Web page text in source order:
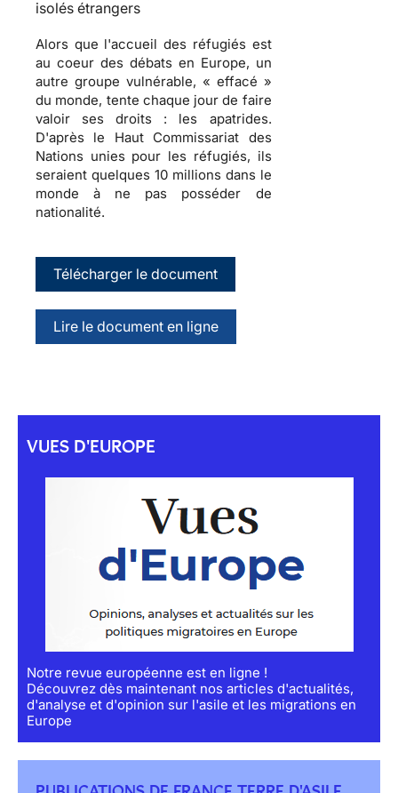
isolés étrangers
Alors que l'accueil des réfugiés est
au coeur des débats en Europe, un
autre groupe vulnérable, « effacé »
du monde, tente chaque jour de faire
valoir ses droits : les apatrides.
D'après le Haut Commissariat des
Nations unies pour les réfugiés, ils
seraient quelques 10 millions dans le
monde à ne pas posséder de
nationalité.
Télécharger le document
Lire le document en ligne
VUES D'EUROPE
Notre revue européenne est en ligne !
Découvrez dès maintenant nos articles d'actualités,
d'analyse et d'opinion sur l'asile et les migrations en
Europe